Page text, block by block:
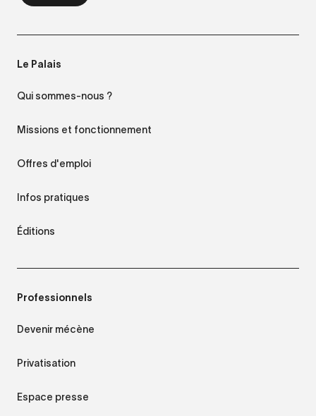
Le Palais
Qui sommes-nous ?
Missions et fonctionnement
Offres d'emploi
Infos pratiques
Éditions
Professionnels
Devenir mécène
Privatisation
Espace presse